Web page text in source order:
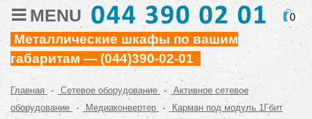
MENU 0
Металлические шкафы по вашим
габаритам — (044)390-02-01
Главная - Сетевое оборудование -
Активное сетевое
оборудование - Медиаконвертер -
Карман под модуль 1Гбит